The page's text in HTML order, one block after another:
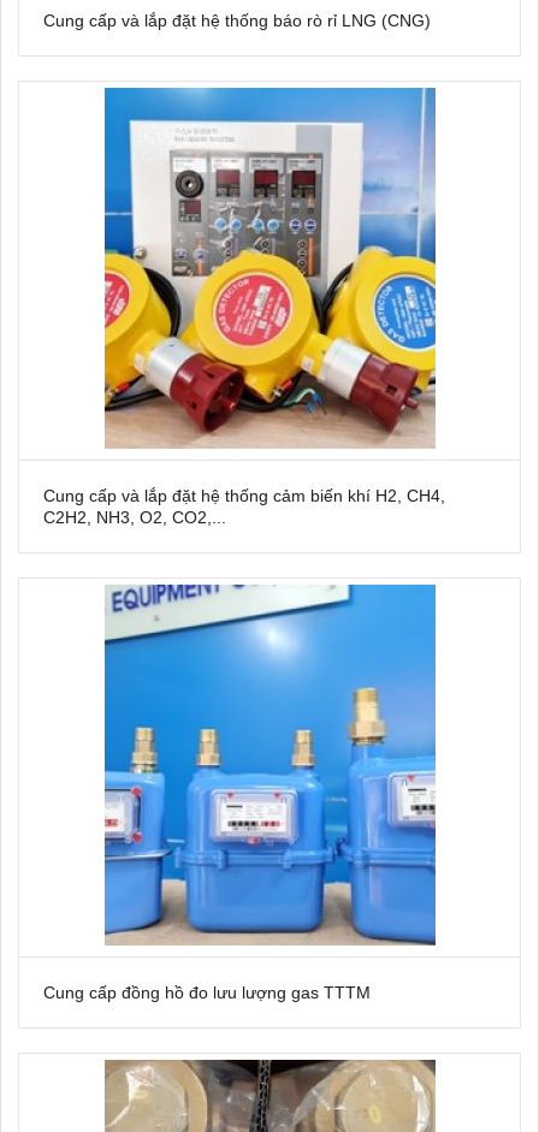
Cung cấp và lắp đặt hệ thống báo rò rỉ LNG (CNG)
Cung cấp và lắp đặt hệ thống cảm biến khí H2, CH4,
C2H2, NH3, O2, CO2,...
Cung cấp đồng hồ đo lưu lượng gas TTTM